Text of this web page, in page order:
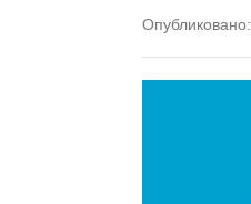
Опубликовано: